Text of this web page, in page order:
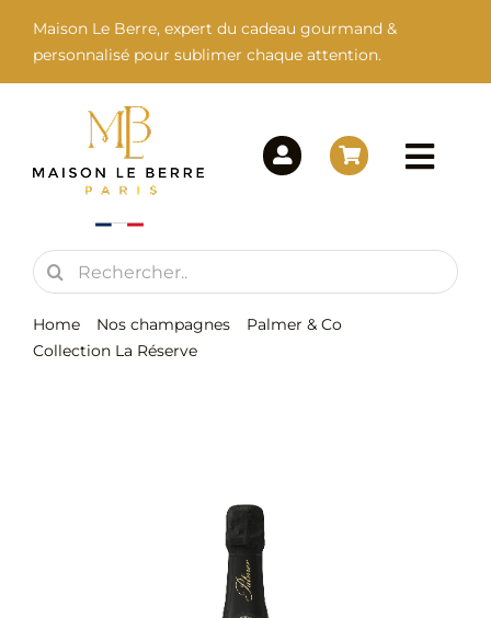
contenu
Maison Le Berre, expert du cadeau gourmand &
personnalisé pour sublimer chaque attention.
Maison Le Berre
Nos Marques
Rechercher:
Home Nos champagnes
Palmer & Co
Collection La Réserve